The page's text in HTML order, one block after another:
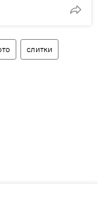
слитки